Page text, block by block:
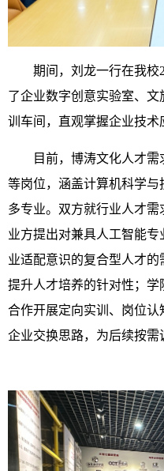
期间，刘龙一行在我校
了企业数字创意实验室、
训车间，直观掌握企业技术
目前，博涛文化人才
等岗位，涵盖计算机科学
多专业。双方就行业人才
业方提出对兼具人工智能
业适配意识的复合型人才
提升人才培养的针对性；
合作开展定向实训、岗位
企业交换思路，为后续按需